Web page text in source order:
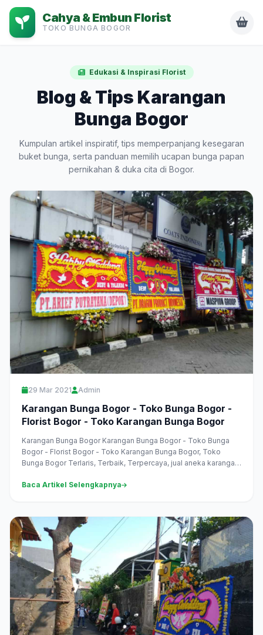
Cahya & Embun Florist
TOKO BUNGA BOGOR
Edukasi & Inspirasi Florist
Blog & Tips Karangan
Bunga Bogor
Kumpulan artikel inspiratif, tips memperpanjang kesegaran
buket bunga, serta panduan memilih ucapan bunga papan
pernikahan & duka cita di Bogor.
29 Mar 2021 Admin
Karangan Bunga Bogor - Toko Bunga Bogor -
Florist Bogor - Toko Karangan Bunga Bogor
Karangan Bunga Bogor Karangan Bunga Bogor - Toko Bunga
Bogor - Florist Bogor - Toko Karangan Bunga Bogor, Toko
Bunga Bogor Terlaris, Terbaik, Terpercaya, jual aneka karangan
Baca Artikel Selengkapnya